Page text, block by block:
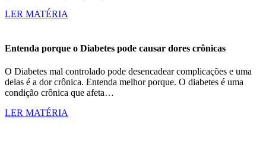
LER MATÉRIA
Entenda porque o Diabetes pode causar dores crônicas
O Diabetes mal controlado pode desencadear complicações e uma
delas é a dor crônica. Entenda melhor porque. O diabetes é uma
condição crônica que afeta…
LER MATÉRIA